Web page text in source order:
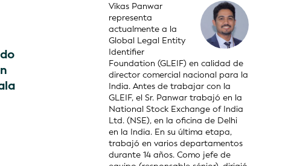
Vikas Panwar
representa
actualmente a la
Global Legal Entity
Identifier
Foundation (GLEIF) en calidad de
director comercial nacional para la
India. Antes de trabajar con la
GLEIF, el Sr. Panwar trabajó en la
National Stock Exchange of India
Ltd. (NSE), en la oficina de Delhi
en la India. En su última etapa,
trabajó en varios departamentos
durante 14 años. Como jefe de